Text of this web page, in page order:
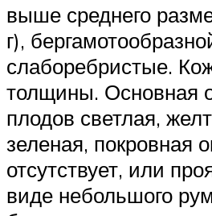
выше среднего
г),
слаборебристые.
толщины. Основная
плодов светлая,
зеленая, покровная
отсутствует, или
виде небольшого